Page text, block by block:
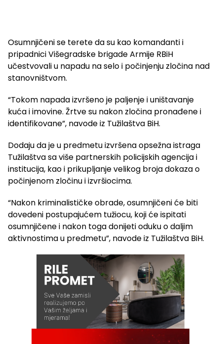
Osumnjičeni se terete da su kao komandanti i
pripadnici Višegradske brigade Armije RBiH
učestvovali u napadu na selo i počinjenju zločina nad
stanovništvom.
“Tokom napada izvršeno je paljenje i uništavanje
kuća i imovine. Žrtve su nakon zločina pronađene i
identifikovane”, navode iz Tužilaštva BiH.
Dodaju da je u predmetu izvršena opsežna istraga
Tužilaštva sa više partnerskih policijskih agencija i
institucija, kao i prikupljanje velikog broja dokaza o
počinjenom zločinu i izvršiocima.
“Nakon kriminalističke obrade, osumnjičeni će biti
dovedeni postupajućem tužiocu, koji će ispitati
osumnjičene i nakon toga donijeti oduku o daljim
aktivnostima u predmetu”, navode iz Tužilaštva BiH.